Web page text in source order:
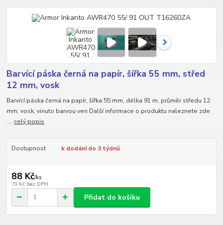
Barvící páska černá na papír, šířka 55 mm, střed
12 mm, vosk
Barvící páska černá na papír, šířka 55 mm, délka 91 m, průměr středu 12
mm, vosk, vinuto barvou ven Další informace o produktu naleznete zde
.... celý popis
Dostupnost k dodání do 3 týdnů
88 Kč/ks
73 Kč bez DPH
Přidat do košíku